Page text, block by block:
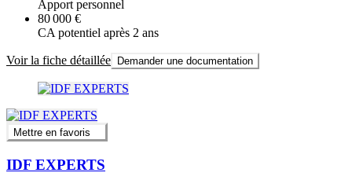
Apport personnel
80 000 €
CA potentiel après 2 ans
Voir la fiche détaillée Demander une documentation
Mettre en favoris
IDF EXPERTS